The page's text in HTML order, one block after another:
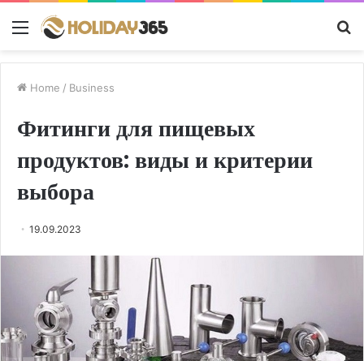
Menu
Home / Business
Фитинги для пищевых
продуктов: виды и критерии
выбора
19.09.2023